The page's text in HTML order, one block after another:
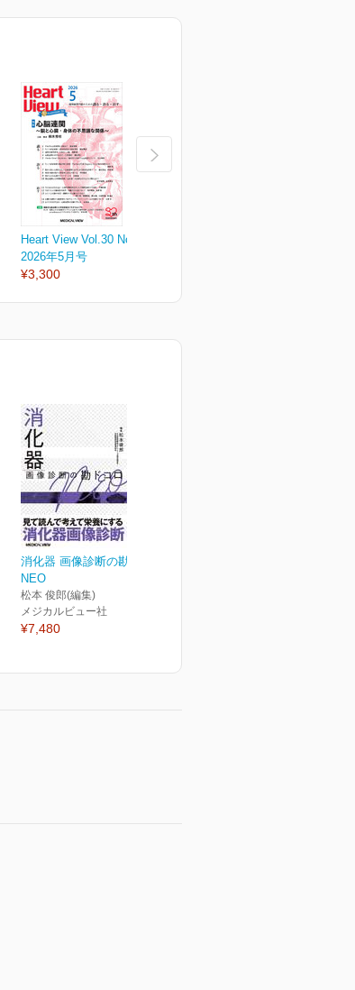
Heart View Vol.30 No.5
2026年5月号
¥3,300
消化器 画像診断の勘ドコロ
NEO
松本 俊郎(編集)
メジカルビュー社
¥7,480